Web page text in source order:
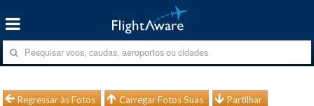
Regressar às Fotos Carregar Fotos Suas Partilhar